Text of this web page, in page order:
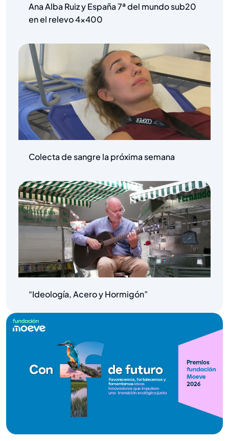
Ana Alba Ruiz y España 7ª del mundo sub20
en el relevo 4×400
Colecta de sangre la próxima semana
“Ideología, Acero y Hormigón”